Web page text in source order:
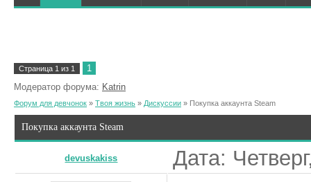
Страница 1 из 1
1
Модератор форума: Katrin
Форум для девчонок » Твоя жизнь » Дискуссии » Покупка аккаунта Steam
Покупка аккаунта Steam
devuskakiss Дата: